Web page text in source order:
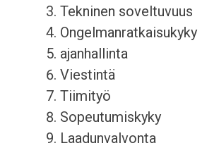
Tekninen soveltuvuus
Ongelmanratkaisukyky
ajanhallinta
Viestintä
Tiimityö
Sopeutumiskyky
Laadunvalvonta